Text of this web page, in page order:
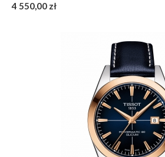
4 550,00 zł